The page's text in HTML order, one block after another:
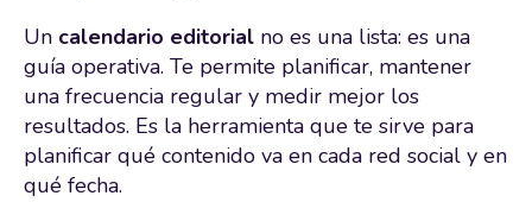
Un calendario editorial no es una lista: es una
guía operativa. Te permite planificar, mantener
una frecuencia regular y medir mejor los
resultados. Es la herramienta que te sirve para
planificar qué contenido va en cada red social y en
qué fecha.